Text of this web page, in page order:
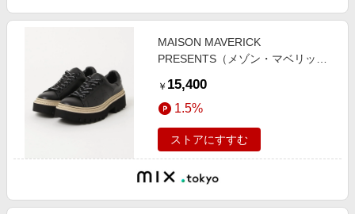
MAISON MAVERICK
PRESENTS（メゾン・マベリッ
シューズ/MS2469
￥ 15,400
1.5%
ストアにすすむ